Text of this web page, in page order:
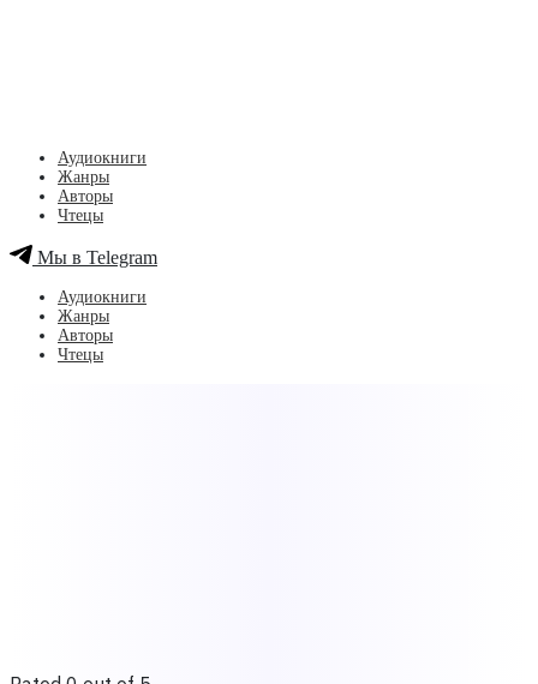
Аудиокниги
Жанры
Авторы
Чтецы
Мы в Telegram
Аудиокниги
Жанры
Авторы
Чтецы